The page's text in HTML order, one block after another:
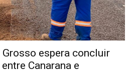
espera concluir
Canarana e